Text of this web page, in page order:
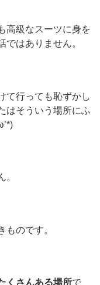
高級なスーツに身を
はありません。
て行っても恥ずかし
はそういう場所にふ
。
ものです。
くさんある場所で